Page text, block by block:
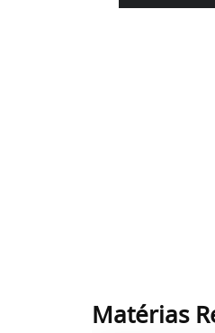
Matérias